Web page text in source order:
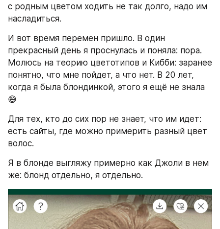
с родным цветом ходить не так долго, надо им
насладиться.
И вот время перемен пришло. В один
прекрасный день я проснулась и поняла: пора.
Молюсь на теорию цветотипов и Кибби: заранее
понятно, что мне пойдет, а что нет. В 20 лет,
когда я была блондинкой, этого я ещё не знала
😅
Для тех, кто до сих пор не знает, что им идет:
есть сайты, где можно примерить разный цвет
волос.
Я в блонде выгляжу примерно как Джоли в нем
же: блонд отдельно, я отдельно.